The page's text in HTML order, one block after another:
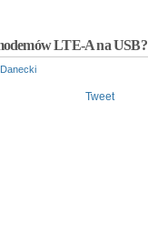
LTE-A na USB?
Tweet